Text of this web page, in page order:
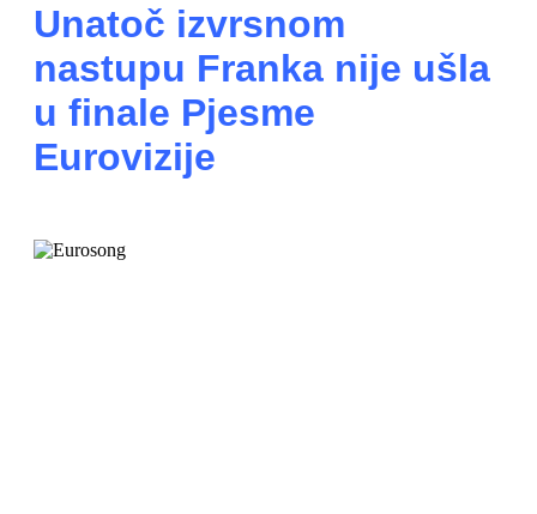
Unatoč izvrsnom
nastupu Franka nije ušla
u finale Pjesme
Eurovizije